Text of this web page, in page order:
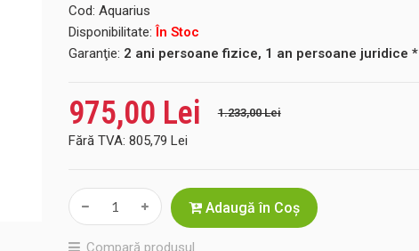
Cod: Aquarius
Disponibilitate: În Stoc
Garanţie: 2 ani persoane fizice, 1 an persoane juridice *
975,00 Lei 1.233,00 Lei
Fără TVA: 805,79 Lei
Adaugă în Coş
Compară produsul